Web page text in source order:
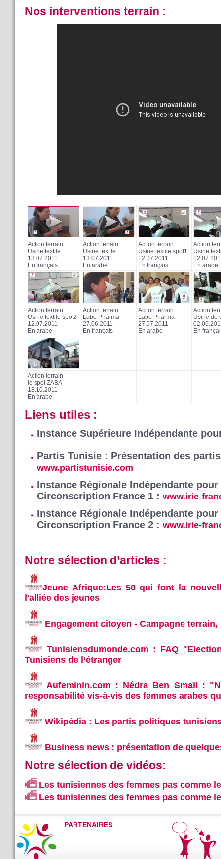
Nos interventions terrain :
Action terrain
Usine textile
13.07.2011
En français
Action terrain
Usine textile
13.07.2011
En arabe
Action terrain
Usine textile spot1
12.07.2011
En français
Action
Usine
En arabe
Action terrain
Usine textile spot2
12.07.2011
En arabe
Action terrain
Labo Pharma
27.06.2011
En français
Action terrain
Labo Pharma
27.07.2011
En arabe
Action
Usine de
En
Action terrain
le spot ZABA
18.10.2011
En arabe
Liens utiles :
Instance Supérieure Indépendante
Partis Tunisie : Présentation des
www.partistunisie.com
Instance Régionale Indépendante
Circonscription France 1 : www.irie-
Instance Régionale Indépendante
Circonscription France 2 : www.irie-
Notre sélection d’articles :
Jeune Afrique:Les 50 qui font la
l'alliée des jeunes
Engagement citoyen - Campagne
Tunisiensdumonde.com : FAQ
Tunisiens de l’étranger
Aufeminin.com : Nédra Ben Smaïl :
responsabilité vis-à-vis des femmes arabes
Wikipédia : Les partis politiques
Business news : présentation de
Notre sélection de vidéos:
Les tunisiennes des femmes pas comme
Les tunisiennes des femmes pas comme
PARTENAIRES